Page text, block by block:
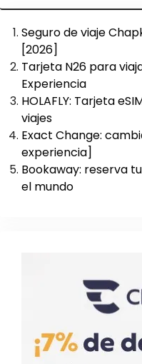
Seguro de viaje
[2026]
Tarjeta N26 para
Experiencia
HOLAFLY: Tarjeta
viajes
Exact Change:
experiencia]
Bookaway: reserva
el mundo